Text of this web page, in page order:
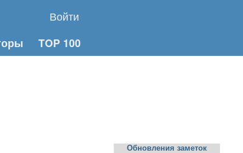
Войти
TOP 100
Обновления заметок